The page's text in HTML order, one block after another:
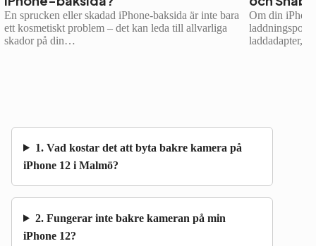
En sprucken eller skadad iPhone-baksida är inte bara
ett kosmetiskt problem – det kan leda till allvarliga
skador på din…
Om din
laddadapter,
1. Vad kostar det att byta bakre kamera på
iPhone 12 i Malmö?
2. Fungerar inte bakre kameran på min
iPhone 12?